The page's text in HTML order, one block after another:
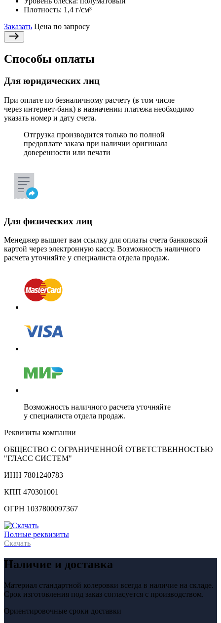
Плотность: 1,4 г/см³
Заказать Цена по запросу
Способы оплаты
Для юридических лиц
При оплате по безналичному расчету (в том числе
через интернет-банк) в назначении платежа необходимо
указать номер и дату счета.
Отгрузка производится только по полной
предоплате заказа при наличии оригинала
доверенности или печати
Для физических лиц
Менеджер вышлет вам ссылку для оплаты счета банковской
картой через электронную кассу. Возможность наличного
расчета уточняйте у специалиста отдела продаж.
Возможность наличного расчета уточняйте
у специалиста отдела продаж.
Реквизиты компании
ОБЩЕСТВО С ОГРАНИЧЕННОЙ ОТВЕТСТВЕННОСТЬЮ
"ГЛАСС СИСТЕМ"
ИНН 7801240783
КПП 470301001
ОГРН 1037800097367
Полные реквизиты
Скачать
Наличие и доставка
Материал стандартной колеровки всегда в наличие на складе.
Срок изготовления под заказ согласуется с производством.
Ориентировочные сроки доставки